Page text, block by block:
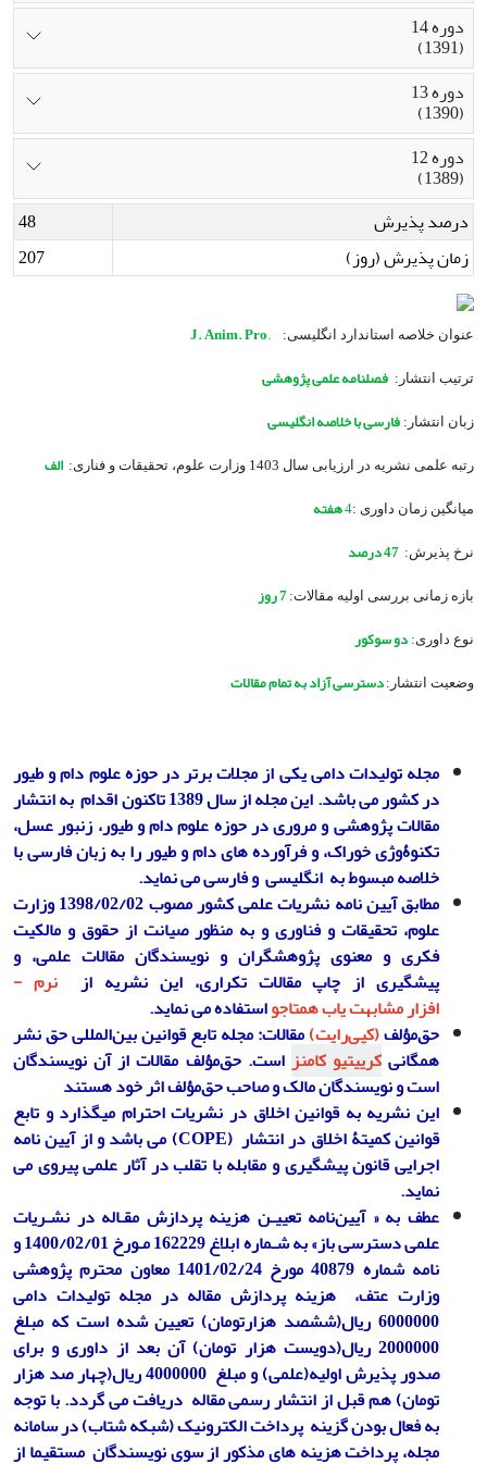
دوره 14
(1391)
دوره 13
(1390)
دوره 12
(1389)
درصد پذیرش
48
زمان پذیرش (روز)
207
عنوان خلاصه استاندارد انگلیسی: .
J. Anim. Pro
ترتیب انتشار: فصلنامه علمی پژوهشی
زبان انتشار: فارسیبا خلاصه انگلیسی
رتبه علمی نشریه در ارزیابی سال 1403 وزارت علوم، تحقیقات و فناری: الف
میانگین زمان داوری :4هفته
نرخ پذیرش: 47 درصد
بازه زمانی بررسی اولیه مقالات: 7 روز
نوع داوری: دو سوکور
وضعیت انتشار: دسترسی آزاد به تمام مقالات
مجله تولیدات دامییکیاز مجلات برتر در حوزه علوم دام و طیور
در کشور می باشد. این مجله از سال 1389 تاکنون اقدام به انتشار
مقالات پژوهشی و مروری در حوزه علوم دام و طیور، زنبور عسل،
تکنوۀوژی خوراک، و فرآورده های دام و طیور را به زبان فارسی با
خلاصه مبسوط به انگلیسی و فارسی می نماید.
مطابق آیین ­نامه نشریات علمی کشور مصوب 1398/02/02 وزارت
علوم، تحقیقات و فناوری و به منظور صیانت از حقوق و مالکیت
فکری و معنوی پژوهشگران و نویسندگان مقالات علمی، و
پیشگیری از چاپ مقالات تکراری، این نشریه از
نرم ­
افزارمشابهت­ یاب همتاجواستفاده می­ نماید.
حق‌مؤلف(کپی‌رایت)مقالات: مجله تابع قوانین بین‌المللی حق نشر
همگانیکرییتیو کامنز است. حق‌مؤلف مقالات از آن نویسندگان
است و نویسندگان مالک و صاحب حق‌مؤلف اثر خود هستند
این نشریه به قوانین اخلاق در نشریات احترام میگذارد و تابع
قوانین کمیتۀ اخلاق در انتشار (COPE)
می باشد و از آیین نامه
اجرایی قانون پیشگیری و مقابله با تقلب در آثار علمی پیروی می
نماید.
عطف به «آیین‌نامه تعییـن هزینه پردازش مقـاله در نشـریات
علمی دسترسی باز» به شـماره ابلاغ 162229 مـورخ 1400/02/01 و
نامه شماره 40879 مورخ 1401/02/24 معاون محترم پژوهشی
وزارت عتف، هزینه پردازش مقاله در مجله تولیدات دامی
6000000 ریال(ششصد هزارتومان) تعیین شده است که مبلغ
2000000 ریال(دویست هزار تومان) آن بعد از داوری و برای
صدور پذیرش اولیه(علمی) و مبلغ 4000000 ریال(چهار صد هزار
تومان) هم قبل از انتشار رسمی مقاله دریافت می گردد.با توجه
به فعالبودنگزینه پرداخت الکترونیک (شبکه شتاب) در سامانه
مجله، پرداخت هزینه های مذکور از سوی نویسندگان مستقیما از